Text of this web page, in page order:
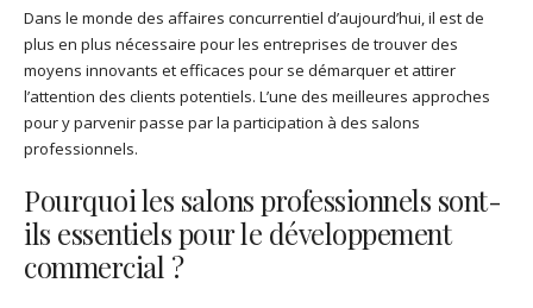
Dans le monde des affaires concurrentiel d’aujourd’hui, il est de
plus en plus nécessaire pour les entreprises de trouver des
moyens innovants et efficaces pour se démarquer et attirer
l’attention des clients potentiels. L’une des meilleures approches
pour y parvenir passe par la participation à des salons
professionnels.
Pourquoi les salons professionnels sont-
ils essentiels pour le développement
commercial ?